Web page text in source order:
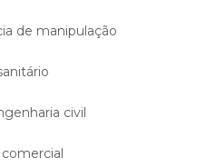
de manipulação
civil